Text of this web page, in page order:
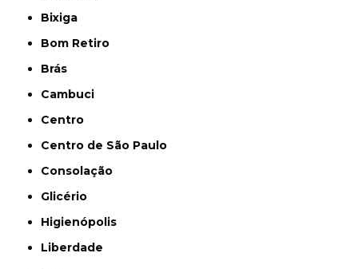
Bixiga
Bom Retiro
Brás
Cambuci
Centro
Centro de São Paulo
Consolação
Glicério
Higienópolis
Liberdade